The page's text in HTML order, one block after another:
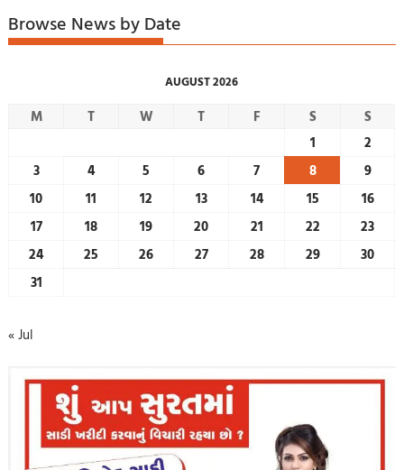
Browse News by Date
AUGUST 2026
M T W T F S
S
1
2
3
4 5 6 7 8
9
10
11 12 13 14 15
16
17
18 19 20 21 22
23
24
25 26 27 28 29
30
31
« Jul